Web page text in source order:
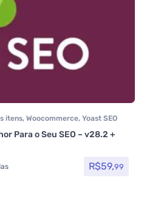
itens, Woocommerce, Yoast SEO
Para o Seu SEO – v28.2 +
R$59,99